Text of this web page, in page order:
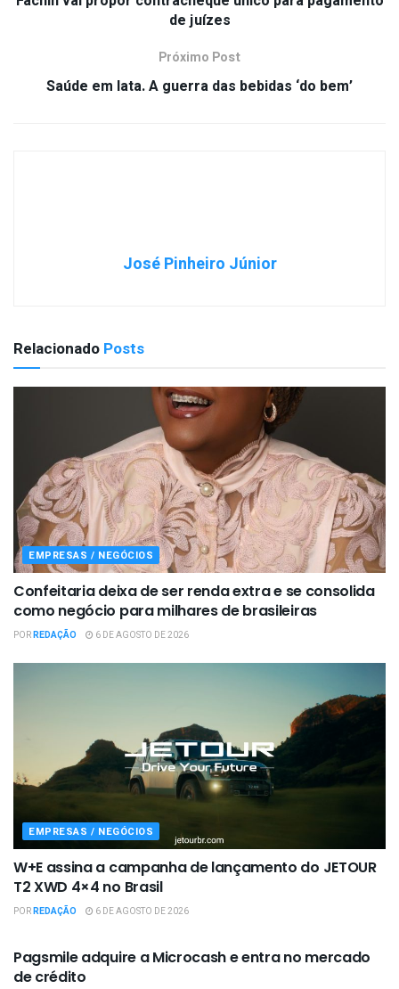
de juízes
Próximo Post
Saúde em lata. A guerra das bebidas ‘do bem’
José Pinheiro Júnior
Relacionado Posts
EMPRESAS / NEGÓCIOS
Confeitaria deixa de ser renda extra e se consolida
como negócio para milhares de brasileiras
PORREDAÇÃO 6 DE AGOSTO DE 2026
EMPRESAS / NEGÓCIOS
W+E assina a campanha de lançamento do JETOUR
T2 XWD 4×4 no Brasil
PORREDAÇÃO 6 DE AGOSTO DE 2026
Pagsmile adquire a Microcash e entra no mercado
de crédito